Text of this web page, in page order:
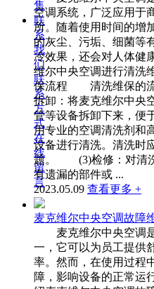
售
联
系
我
们
联
系
方
式
在
线
留
言
空调系统，广泛应用于
所。随着使用时间的增
的灰尘、污垢、细菌等
冷效果，还会对人体健
维尔中央空调进行清
保流程 清洗维保的
拆卸：将麦克维尔中央
管等设备拆卸下来，
用专业的空调清洗剂和
设备进行清洗。清洗时
题。 (3)检修：对清洗
有遗漏的部件或 ...
2023.05.09 查看更多 +
麦克维尔中央空调故障
麦克维尔中央空调是
一，它可以为员工提供
率。然而，在使用过程
障，影响设备的正常运